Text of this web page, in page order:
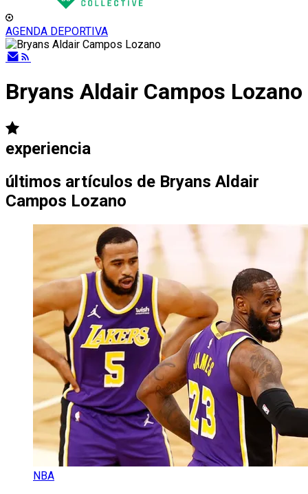
AGENDA DEPORTIVA
Bryans Aldair Campos Lozano
experiencia
últimos artículos de Bryans Aldair
Campos Lozano
NBA